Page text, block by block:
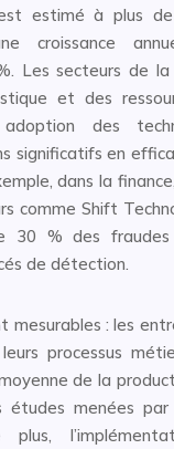
estimé à plus
croissance
Les secteurs de
et des
des
significatifs en
dans la
comme Shift
30 % des
de détection.
mesurables : les
processus
de la
études menées par